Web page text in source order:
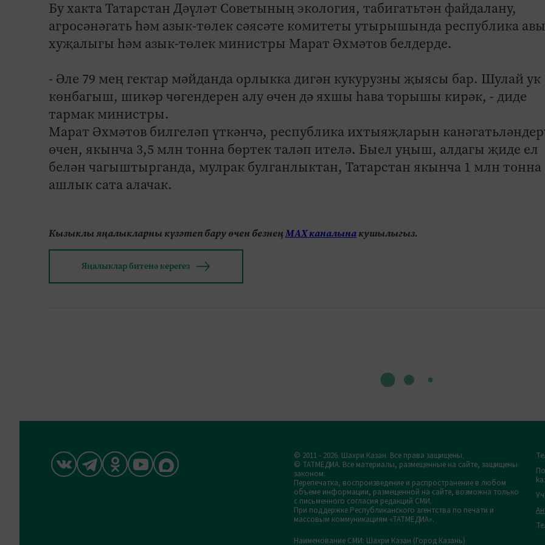
Бу хакта Татарстан Дәүләт Советының экология, табигатьтән файдалану,
агросәнәгать һәм азык-төлек сәясәте комитеты утырышында республика
хуҗалыгы һәм азык-төлек министры Марат Әхмәтов белдерде.
- Әле 79 мең гектар мәйданда орлыкка дигән кукурузны җыясы бар. Шулай ук
көнбагыш, шикәр чөгендерен алу өчен дә яхшы һава торышы кирәк, - диде
тармак министры.
Марат Әхмәтов билгеләп үткәнчә, республика ихтыяҗларын
өчен, якынча 3,5 млн тонна бөртек таләп ителә. Быел уңыш, алдагы җиде ел
белән чагыштырганда, мулрак булганлыктан, Татарстан якынча 1 млн тонна
ашлык сата алачак.
Кызыклы яңалыкларны күзәтеп бару өчен безнеңМАХ каналынакушылыгыз.
Яңалыклар битенә керегез
© 2011 - 2026. Шахри Казан. Все права защищены.
© ТАТМЕДИА. Все материалы, размещенные на сайте, защищены
законом.
Перепечатка, воспроизведение и распространение в любом
объеме информации, размещенной на сайте, возможна только
с письменного согласия редакций СМИ.
При поддержке Республиканского агентства по печати и
массовым коммуникациям «ТАТМЕДИА».
Наименование СМИ: Шахри Казан (Город Казань)